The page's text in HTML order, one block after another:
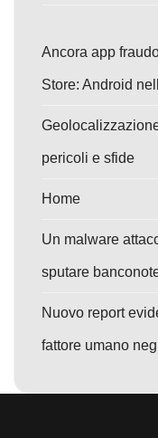
Ancora app
Store: Android
pericoli e sfide
Home
Un malware
sputare
Nuovo report
fattore umano